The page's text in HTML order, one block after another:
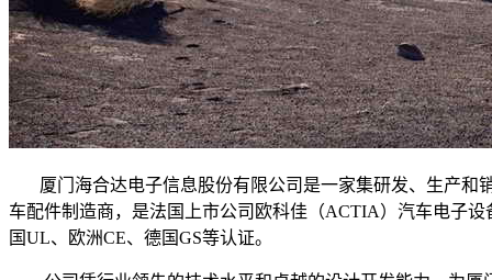
厦门海合达电子信息股份有限公司是一家集研发、生产和
车配件制造商，是法国上市公司欧科佳（ACTIA）汽车电子
国UL、欧洲CE、德国GS等认证。